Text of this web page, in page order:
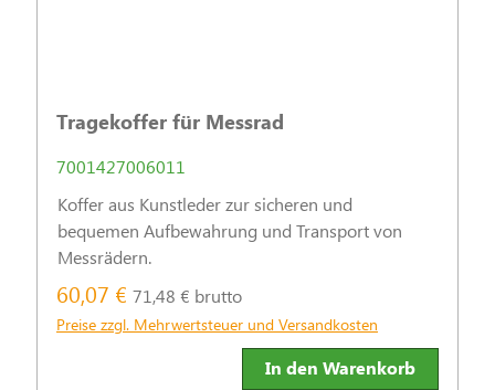
Tragekoffer für Messrad
7001427006011
Koffer aus Kunstleder zur sicheren und
bequemen Aufbewahrung und Transport von
Messrädern.
60,07 € 71,48 € brutto
Preise zzgl. Mehrwertsteuer und Versandkosten
In den Warenkorb